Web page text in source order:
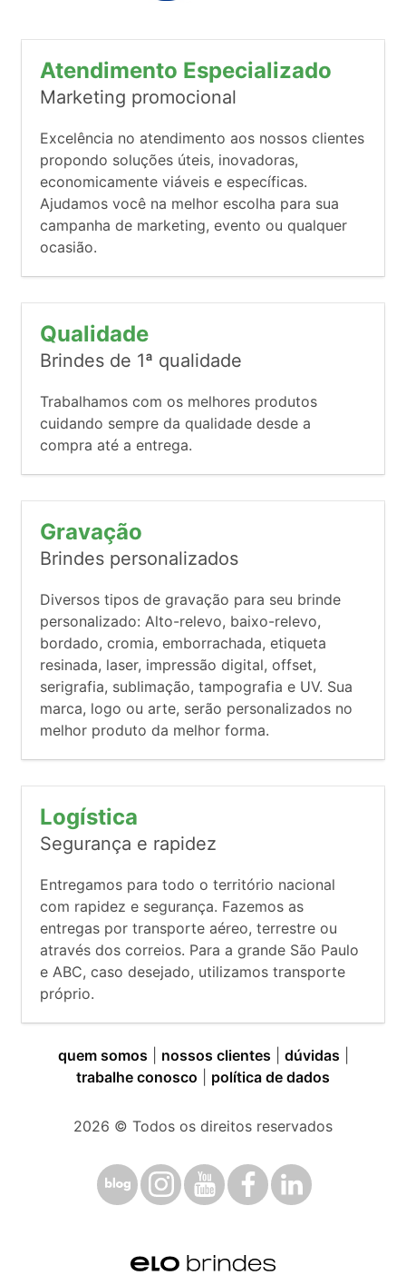
Atendimento Especializado
Marketing promocional
Excelência no atendimento aos nossos clientes
propondo soluções úteis, inovadoras,
economicamente viáveis e específicas.
Ajudamos você na melhor escolha para sua
campanha de marketing, evento ou qualquer
ocasião.
Qualidade
Brindes de 1ª qualidade
Trabalhamos com os melhores produtos
cuidando sempre da qualidade desde a
compra até a entrega.
Gravação
Brindes personalizados
Diversos tipos de gravação para seu brinde
personalizado: Alto-relevo, baixo-relevo,
bordado, cromia, emborrachada, etiqueta
resinada, laser, impressão digital, offset,
serigrafia, sublimação, tampografia e UV. Sua
marca, logo ou arte, serão personalizados no
melhor produto da melhor forma.
Logística
Segurança e rapidez
Entregamos para todo o território nacional
com rapidez e segurança. Fazemos as
entregas por transporte aéreo, terrestre ou
através dos correios. Para a grande São Paulo
e ABC, caso desejado, utilizamos transporte
próprio.
quem somos nossos clientes dúvidas
trabalhe conosco
política de dados
2026 © Todos os direitos reservados